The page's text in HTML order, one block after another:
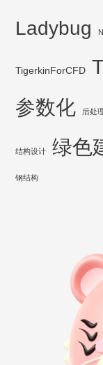
Ladybug
TigerkinForCFD
参数化 后处
结构设计 绿色
钢结构